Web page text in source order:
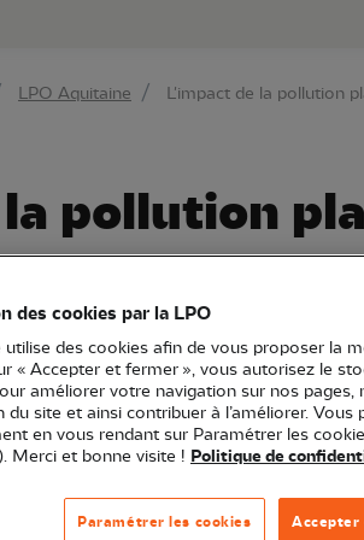
LPO Aquitaine L'impact de la pollution
pollution
Article
Faune en détresse
des cookies par la LPO
utilise des cookies afin de vous proposer la
« Accepter et fermer », vous autorisez le
améliorer votre navigation sur nos pages,
du site et ainsi contribuer à l’améliorer.
en vous rendant sur Paramétrer les
Merci et bonne visite ! Politique de
Paramétrer les cookies